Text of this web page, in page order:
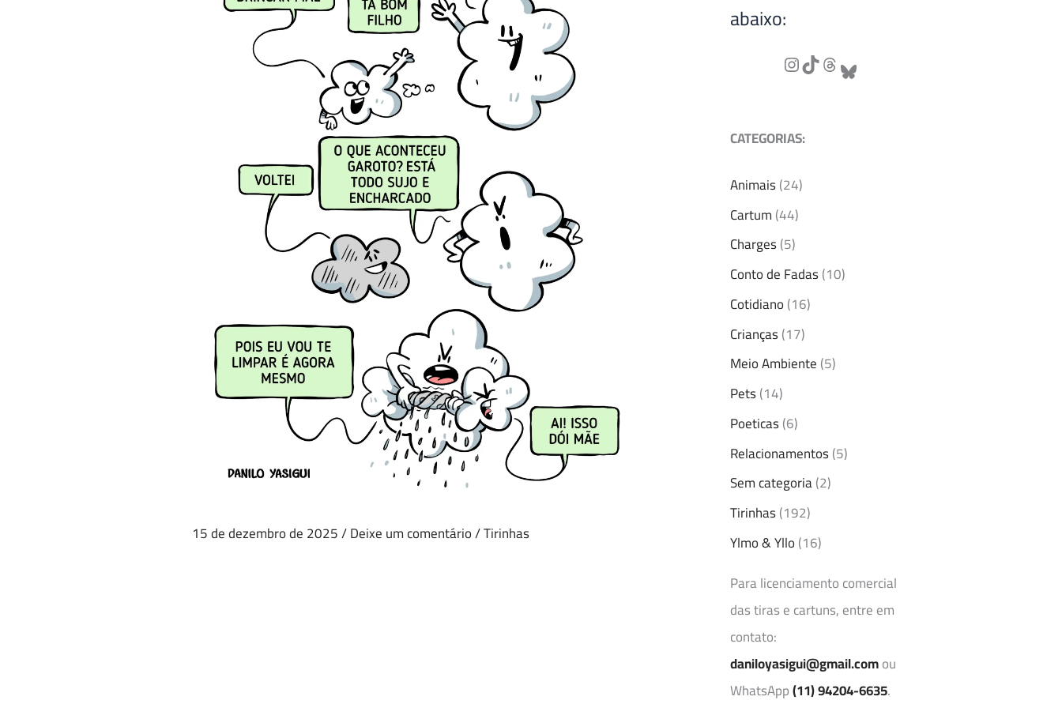
15 de dezembro de 2025/Deixe um comentário/Tirinhas
abaixo:
CATEGORIAS:
Animais(24)
Cartum(44)
Charges(5)
Conto de Fadas(10)
Cotidiano(16)
Crianças(17)
Meio Ambiente(5)
Pets(14)
Poeticas(6)
Relacionamentos(5)
Sem categoria(2)
Tirinhas(192)
Ylmo & Yllo(16)
Para licenciamento comercial
das tiras e cartuns, entre em
contato:
daniloyasigui@gmail.comou
WhatsApp(11) 94204-6635.